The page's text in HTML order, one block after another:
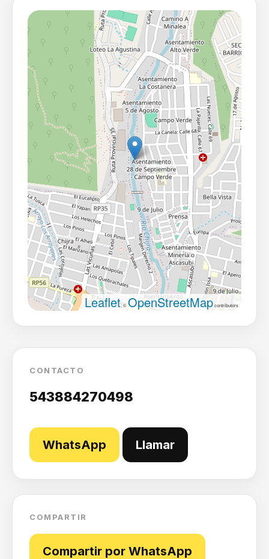
Leaflet, ©OpenStreetMapcontributors
CONTACTO
543884270498
WhatsApp Llamar
COMPARTIR
Compartir por WhatsApp